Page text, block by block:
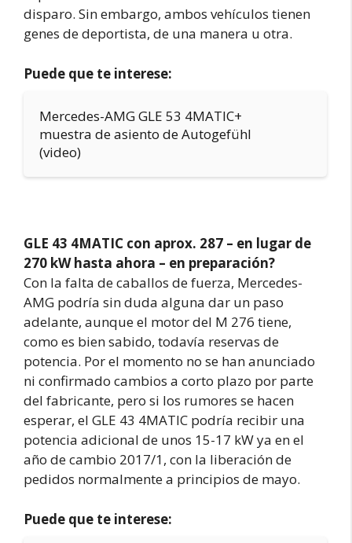
disparo. Sin embargo, ambos vehículos tienen
genes de deportista, de una manera u otra.
Puede que te interese:
Mercedes-AMG GLE 53 4MATIC+
muestra de asiento de Autogefühl
(video)
GLE 43 4MATIC con aprox. 287 – en lugar de
270 kW hasta ahora – en preparación?
Con la falta de caballos de fuerza, Mercedes-
AMG podría sin duda alguna dar un paso
adelante, aunque el motor del M 276 tiene,
como es bien sabido, todavía reservas de
potencia. Por el momento no se han anunciado
ni confirmado cambios a corto plazo por parte
del fabricante, pero si los rumores se hacen
esperar, el GLE 43 4MATIC podría recibir una
potencia adicional de unos 15-17 kW ya en el
año de cambio 2017/1, con la liberación de
pedidos normalmente a principios de mayo.
Puede que te interese: